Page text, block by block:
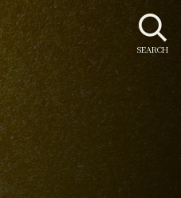
SEARCH